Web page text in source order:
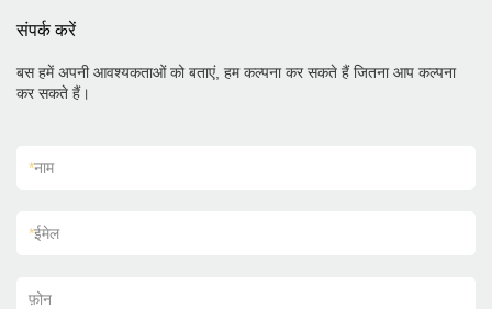
संपर्क करें
बस हमें अपनी आवश्यकताओं को बताएं, हम कल्पना कर सकते हैं जितना आप कल्पना
कर सकते हैं।
*नाम
*ईमेल
फ़ोन